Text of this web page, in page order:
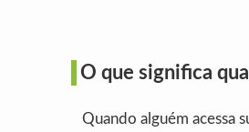
O que significa
Quando alguém acessa